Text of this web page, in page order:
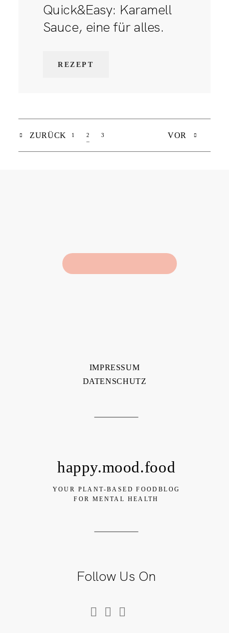
Quick&Easy: Karamell
Sauce, eine für alles.
REZEPT
ZURÜCK 1 2 3 VOR
happy.mood.food
Follow Us On
IMPRESSUM
DATENSCHUTZ
YOUR PLANT-BASED FOODBLOG
FOR MENTAL HEALTH